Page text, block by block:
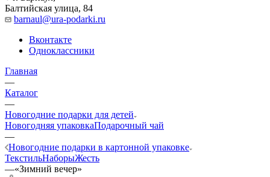
Балтийская улица, 84
barnaul@ura-podarki.ru
Вконтакте
Одноклассники
Главная
—
Каталог
—
Новогодние подарки для детей
Новогодняя упаковкаПодарочный чай
—
Новогодние подарки в картонной упаковке
ТекстильНаборыЖесть
—«Зимний вечер»